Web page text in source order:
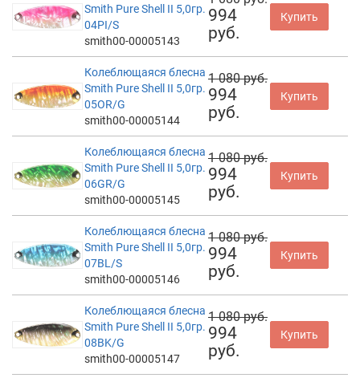
Smith Pure Shell II 5,0гр.
04PI/S
smith00-00005143
994
руб.
Купить
Колеблющаяся блесна
Smith Pure Shell II 5,0гр.
05OR/G
smith00-00005144
1 080 руб.
994
руб.
Купить
Колеблющаяся блесна
Smith Pure Shell II 5,0гр.
06GR/G
smith00-00005145
1 080 руб.
994
руб.
Купить
Колеблющаяся блесна
Smith Pure Shell II 5,0гр.
07BL/S
smith00-00005146
1 080 руб.
994
руб.
Купить
Колеблющаяся блесна
Smith Pure Shell II 5,0гр.
08BK/G
smith00-00005147
1 080 руб.
994
руб.
Купить